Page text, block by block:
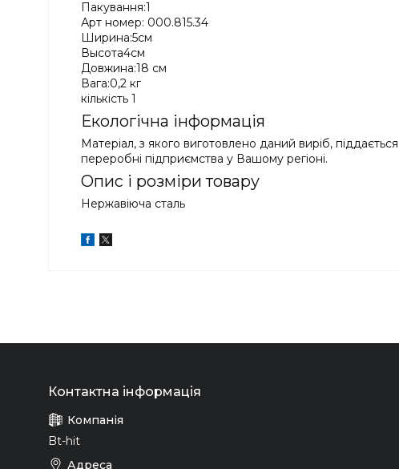
Пакування:1
Арт номер: 000.815.34
Ширина:5см
Высота4см
Довжина:18 см
Вага:0,2 кг
кількість 1
Екологічна інформація
Матеріал, з якого виготовлено даний виріб,
переробні підприємства у Вашому регіоні.
Опис і розміри товару
Нержавіюча сталь
Bt-hit